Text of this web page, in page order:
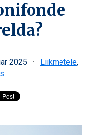
2025 · Liikmetele,